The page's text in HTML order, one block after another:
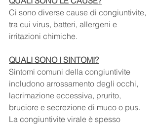
Ci sono diverse cause di congiuntivite,
tra cui virus, batteri, allergeni e
irritazioni chimiche.
QUALI SONO I SINTOMI?
Sintomi comuni della congiuntivite
includono arrossamento degli occhi,
lacrimazione eccessiva, prurito,
bruciore e secrezione di muco o pus.
La congiuntivite virale è spesso